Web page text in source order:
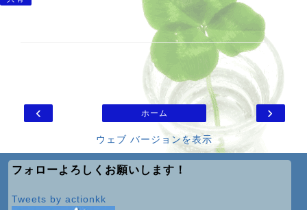
‹ ›
ホーム
ウェブ バージョンを表示
フォローよろしくお願いします！
Tweets by actionkk